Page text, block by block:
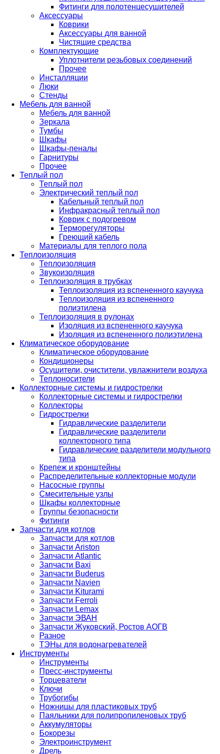
Фитинги для полотенцесушителей
Аксессуары
Коврики
Аксессуары для ванной
Чистящие средства
Комплектующие
Уплотнители резьбовых соединений
Прочее
Инсталляции
Люки
Стенды
Мебель для ванной
Мебель для ванной
Зеркала
Тумбы
Шкафы
Шкафы-пеналы
Гарнитуры
Прочее
Теплый пол
Теплый пол
Электрический теплый пол
Кабельный теплый пол
Инфракрасный теплый пол
Коврик с подогревом
Терморегуляторы
Греющий кабель
Материалы для теплого пола
Теплоизоляция
Теплоизоляция
Звукоизоляция
Теплоизоляция в трубках
Теплоизоляция из вспененного каучука
Теплоизоляция из вспененного
полиэтилена
Теплоизоляция в рулонах
Изоляция из вспененного каучука
Изоляция из вспененного полиэтилена
Климатическое оборудование
Климатическое оборудование
Кондиционеры
Осушители, очистители, увлажнители воздуха
Теплоносители
Коллекторные системы и гидрострелки
Коллекторные системы и гидрострелки
Коллекторы
Гидрострелки
Гидравлические разделители
Гидравлические разделители
коллекторного типа
Гидравлические разделители модульного
типа
Крепеж и кронштейны
Распределительные коллекторные модули
Насосные группы
Смесительные узлы
Шкафы коллекторные
Группы безопасности
Фитинги
Запчасти для котлов
Запчасти для котлов
Запчасти Ariston
Запчасти Atlantic
Запчасти Baxi
Запчасти Buderus
Запчасти Navien
Запчасти Kiturami
Запчасти Ferroli
Запчасти Lemax
Запчасти ЭВАН
Запчасти Жуковский, Ростов АОГВ
Разное
ТЭНы для водонагревателей
Инструменты
Инструменты
Пресс-инструменты
Торцеватели
Ключи
Трубогибы
Ножницы для пластиковых труб
Паяльники для полипропиленовых труб
Аккумуляторы
Бокорезы
Электроинструмент
Дрель